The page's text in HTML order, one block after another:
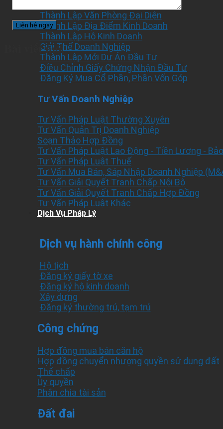
Thành Lập Văn Phòng Đại Diện
Thành Lập Địa Điểm Kinh Doanh
Thành Lập Hộ Kinh Doanh
Giải Thể Doanh Nghiệp
Thành Lập Mới Dự Án Đầu Tư
Điều Chỉnh Giấy Chứng Nhận Đầu Tư
Đăng Ký Mua Cổ Phần, Phần Vốn Góp
Tư Vấn Doanh Nghiệp
Tư Vấn Pháp Luật Thường Xuyên
Tư Vấn Quản Trị Doanh Nghiệp
Soạn Thảo Hợp Đồng
Tư Vấn Pháp Luật Lao Động - Tiền Lương -
Tư Vấn Pháp Luật Thuế
Tư Vấn Mua Bán, Sáp Nhập Doanh Nghiệp
Tư Vấn Giải Quyết Tranh Chấp Nội Bộ
Tư Vấn Giải Quyết Tranh Chấp Hợp Đồng
Tư Vấn Pháp Luật Khác
Dịch Vụ Pháp Lý
Dịch vụ hành chính công
Hộ tịch
Đăng ký giấy tờ xe
Đăng ký hộ kinh doanh
Xây dựng
Đăng ký thường trú, tạm trú
Công chứng
Hợp đồng mua bán căn hộ
Hợp đồng chuyển nhượng quyền sử dụng đất
Thế chấp
Ủy quyền
Phân chia tài sản
Đất đai
Bài viết mới